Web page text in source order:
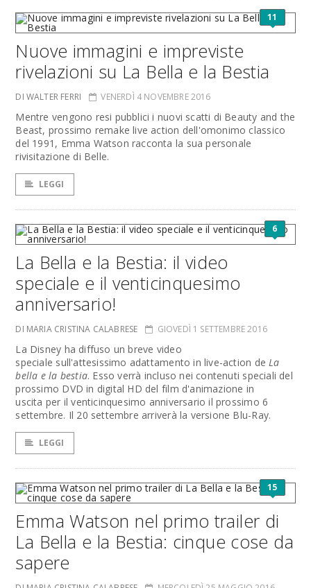
11
Nuove immagini e impreviste
rivelazioni su La Bella e la Bestia
DI WALTER FERRI VENERDÌ 4 NOVEMBRE 2016
Mentre vengono resi pubblici i nuovi scatti di Beauty and the
Beast, prossimo remake live action dell'omonimo classico
del 1991, Emma Watson racconta la sua personale
rivisitazione di Belle.
LEGGI
6
La Bella e la Bestia: il video
speciale e il venticinquesimo
anniversario!
DI MARIA CRISTINA CALABRESE GIOVEDÌ 1 SETTEMBRE 2016
La Disney ha diffuso un breve video
speciale sull'attesissimo adattamento in live-action deLa
bella e la bestia. Esso verrà incluso nei contenuti speciali del
prossimo DVD in digital HD del film d'animazione in
uscita per il venticinquesimo anniversario il prossimo 6
settembre. Il 20 settembre arriverà la versione Blu-Ray.
LEGGI
15
Emma Watson nel primo trailer di
La Bella e la Bestia: cinque cose da
sapere